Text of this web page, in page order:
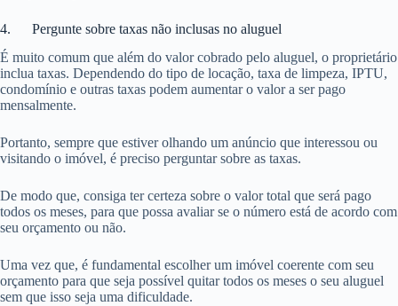
4. Pergunte sobre taxas não inclusas no aluguel
É muito comum que além do valor cobrado pelo aluguel, o proprietário
inclua taxas. Dependendo do tipo de locação, taxa de limpeza, IPTU,
condomínio e outras taxas podem aumentar o valor a ser pago
mensalmente.
Portanto, sempre que estiver olhando um anúncio que interessou ou
visitando o imóvel, é preciso perguntar sobre as taxas.
De modo que, consiga ter certeza sobre o valor total que será pago
todos os meses, para que possa avaliar se o número está de acordo com
seu orçamento ou não.
Uma vez que, é fundamental escolher um imóvel coerente com seu
orçamento para que seja possível quitar todos os meses o seu aluguel
sem que isso seja uma dificuldade.